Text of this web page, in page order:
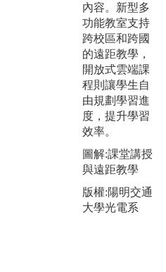
內容。新型多
功能教室支持
跨校區和跨國
的遠距教學，
開放式雲端課
程則讓學生自
由規劃學習進
度，提升學習
效率。
圖解:課堂講授
與遠距教學
版權:陽明交通
大學光電系